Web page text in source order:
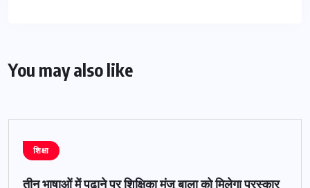
You may also like
शिक्षा
तीन भाषाओं में पढ़ाने पर शिक्षिका मंजू बाला को मिलेगा पुरस्कार